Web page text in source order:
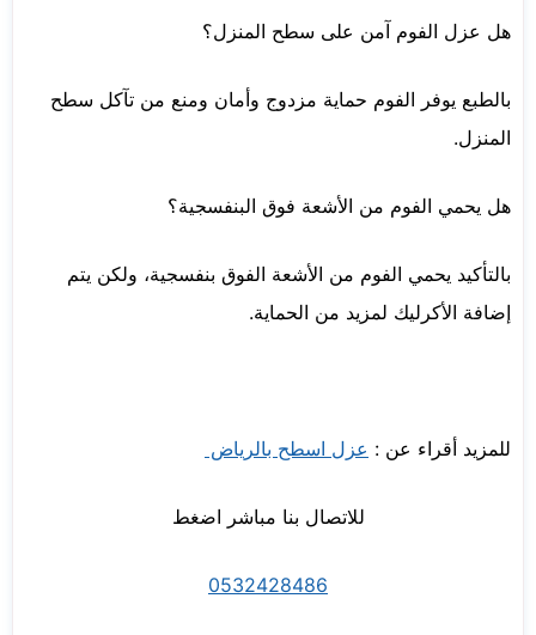
هل عزل الفوم آمن على سطح المنزل؟
بالطبع يوفر الفوم حماية مزدوج وأمان ومنع من تآكل سطح
المنزل.
هل يحمي الفوم من الأشعة فوق البنفسجية؟
بالتأكيد يحمي الفوم من الأشعة الفوق بنفسجية، ولكن يتم
إضافة الأكرليك لمزيد من الحماية.
للمزيد أقراء عن : عزل اسطح بالرياض
للاتصال بنا مباشر اضغط
0532428486